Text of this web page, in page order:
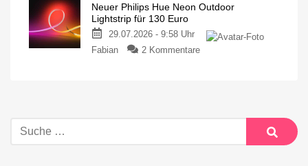
Neuer Philips Hue Neon Outdoor
Lightstrip für 130 Euro
29.07.2026 - 9:58 Uhr
Fabian
2 Kommentare